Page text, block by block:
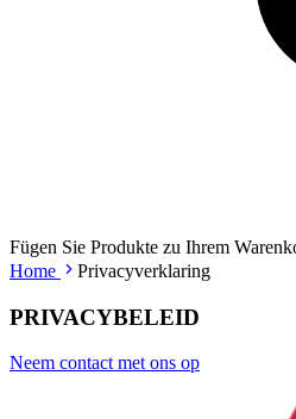
Fügen Sie Produkte zu Ihrem
Home Privacyverklaring
PRIVACYBELEID
Neem contact met ons op